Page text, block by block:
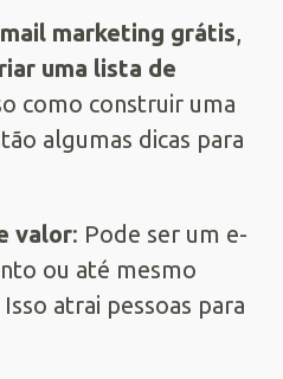
marketing grátis
uma lista de
como construir uma
algumas dicas para
valor: Pode ser um e-
ou até mesmo
atrai pessoas para